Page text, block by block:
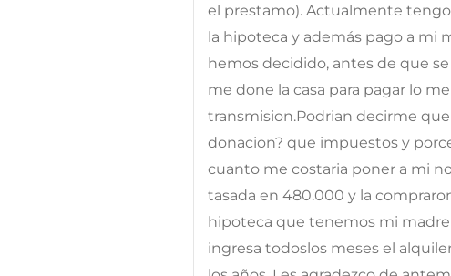
el prestamo). Actualmente
la hipoteca y además pago a mi
hemos decidido, antes de que
me done la casa para pagar lo
transmision.Podrian decirme
donacion? que impuestos y
cuanto me costaria poner a mi
tasada en 480.000 y la
hipoteca que tenemos mi madre
ingresa todoslos meses el